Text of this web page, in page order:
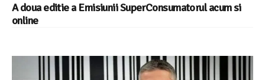
A doua editie a Emisiunii SuperConsumatorul acum si
online